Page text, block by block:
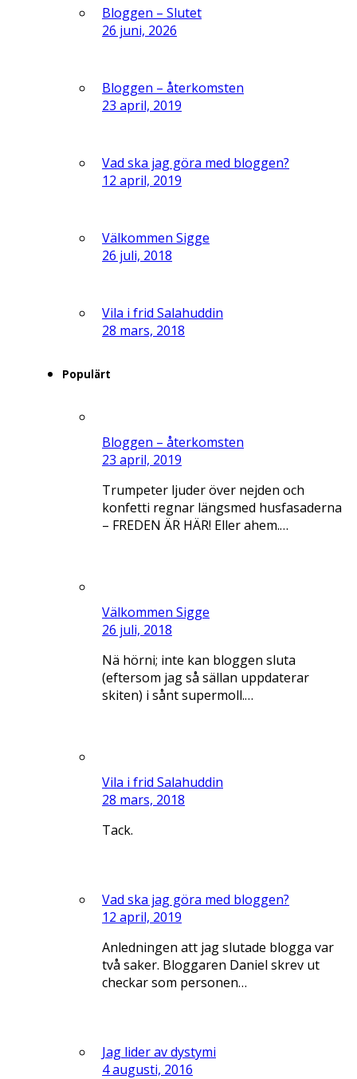
Bloggen – Slutet
26 juni, 2026
Bloggen – återkomsten
23 april, 2019
Vad ska jag göra med bloggen?
12 april, 2019
Välkommen Sigge
26 juli, 2018
Vila i frid Salahuddin
28 mars, 2018
Populärt
Bloggen – återkomsten
23 april, 2019
Trumpeter ljuder över nejden och
konfetti regnar längsmed husfasaderna
– FREDEN ÄR HÄR! Eller ahem.…
Välkommen Sigge
26 juli, 2018
Nä hörni; inte kan bloggen sluta
(eftersom jag så sällan uppdaterar
skiten) i sånt supermoll.…
Vila i frid Salahuddin
28 mars, 2018
Tack.
Vad ska jag göra med bloggen?
12 april, 2019
Anledningen att jag slutade blogga var
två saker. Bloggaren Daniel skrev ut
checkar som personen…
Jag lider av dystymi
4 augusti, 2016